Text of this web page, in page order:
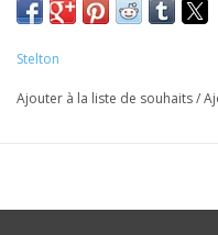
slagroom tot
veilige hand in de keuken,
Stelton
Ajouter à la liste de souhaits/